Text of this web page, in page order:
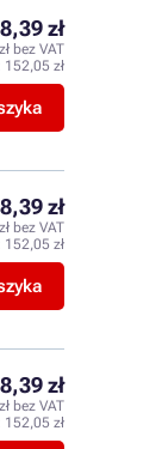
zł
bez VAT
152,05 zł
zł
bez VAT
152,05 zł
zł
bez VAT
152,05 zł